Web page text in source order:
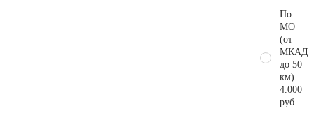
По
МО
(от
МКАД
до 50
км)
4.000
руб.